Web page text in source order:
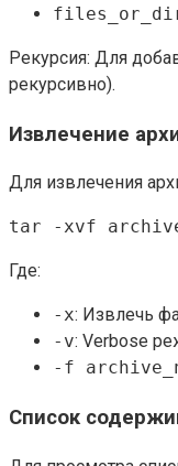
Рекурсия: Для
рекурсивно).
Извлечение
Для извлечения
tar -xvf
Где:
-x: Извлечь
-v: Verbose
-f
Список